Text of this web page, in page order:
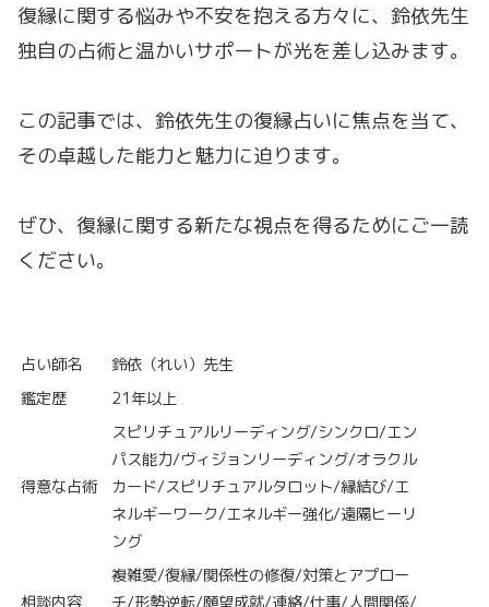
復縁に関する悩みや不安を抱える方々に、鈴依先生
独自の占術と温かいサポートが光を差し込みます。
この記事では、鈴依先生の復縁占いに焦点を当て、
その卓越した能力と魅力に迫ります。
ぜひ、復縁に関する新たな視点を得るためにご一読
ください。
占い師名
鈴依（れい）先生
鑑定歴
21年以上
得意な占術
スピリチュアルリーディング/シンクロ/エン
パス能力/ヴィジョンリーディング/オラクル
カード/スピリチュアルタロット/縁結び/エ
ネルギーワーク/エネルギー強化/遠隔ヒーリ
ング
複雑愛/復縁/関係性の修復/対策とアプロー